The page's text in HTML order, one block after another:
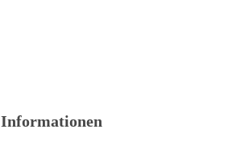
Informationen